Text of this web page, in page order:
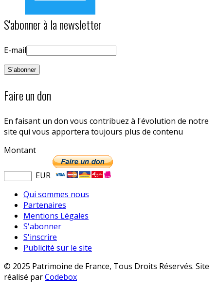
S'abonner à la newsletter
E-mail
Faire un don
En faisant un don vous contribuez à l'évolution de notre
site qui vous apportera toujours plus de contenu
Montant
EUR
Qui sommes nous
Partenaires
Mentions Légales
S'abonner
S'inscrire
Publicité sur le site
© 2025 Patrimoine de France, Tous Droits Réservés. Site
réalisé parCodebox